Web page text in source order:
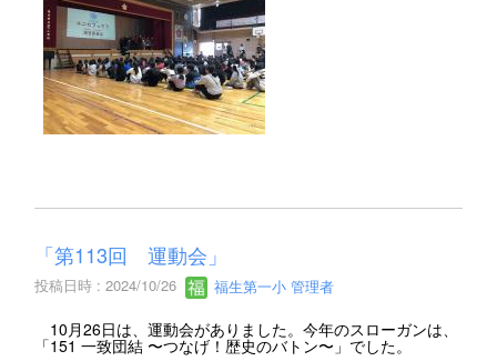
「第113回 運動会」
投稿日時 : 2024/10/26 福生第一小 管理者
10月26日は、運動会がありました。今年のスローガンは、
「151 一致団結 〜つなげ！歴史のバトン〜」でした。